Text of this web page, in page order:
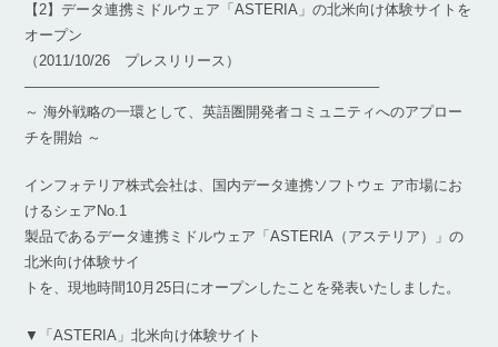
【2】データ連携ミドルウェア「ASTERIA」の北米向け体験サイトを
オープン
（2011/10/26 プレスリリース）
————————————————————————–
～ 海外戦略の一環として、英語圏開発者コミュニティへのアプロー
チを開始 ～
インフォテリア株式会社は、国内データ連携ソフトウェ ア市場にお
けるシェアNo.1
製品であるデータ連携ミドルウェア「ASTERIA（アステリア）」の
北米向け体験サイ
トを、現地時間10月25日にオープンしたことを発表いたしました。
▼「ASTERIA」北米向け体験サイト